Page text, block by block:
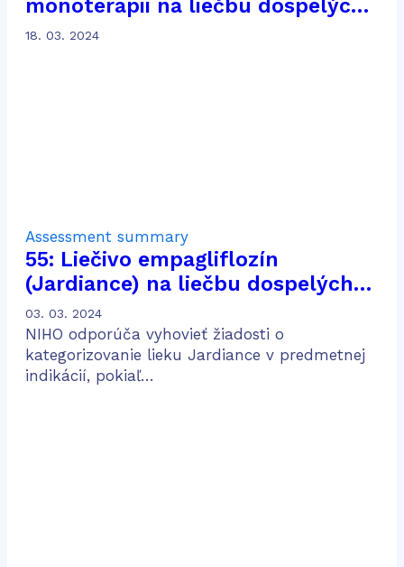
monoterapii na liečbu dospelých
pacientov s pokročilým
18. 03. 2024
Assessment summary
55: Liečivo empagliflozín
(Jardiance) na liečbu dospelých
pacientov s chronickou chorobou
obličiek
03. 03. 2024
NIHO odporúča vyhovieť žiadosti o
kategorizovanie lieku Jardiance v predmetnej
indikácií, pokiaľ…